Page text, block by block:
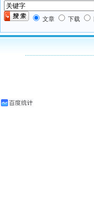
文章 下载